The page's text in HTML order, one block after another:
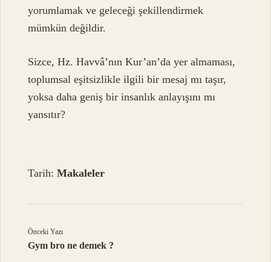
yorumlamak ve geleceği şekillendirmek
mümkün değildir.
Sizce, Hz. Havvâ’nın Kur’an’da yer almaması,
toplumsal eşitsizlikle ilgili bir mesaj mı taşır,
yoksa daha geniş bir insanlık anlayışını mı
yansıtır?
Tarih:Makaleler
Önceki Yazı
Gym bro ne demek ?